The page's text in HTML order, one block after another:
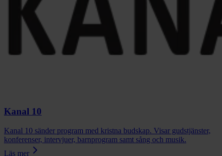
Kanal 10
Kanal 10 sänder program med kristna budskap. Visar gudstjänster,
konferenser, intervjuer, barnprogram samt sång och musik.
Läs mer